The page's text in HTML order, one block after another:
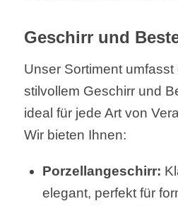
Geschirr und
Unser Sortiment
stilvollem Geschirr und
ideal für jede Art von
Wir bieten Ihnen:
Porzellangeschirr:
elegant, perfekt für